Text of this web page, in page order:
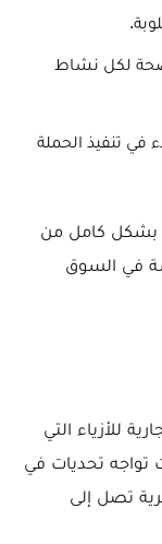
لكل نشاط
في تنفيذ الحملة
بشكل كامل من
في السوق
للأزياء التي
تواجه تحديات في
تصل إلى